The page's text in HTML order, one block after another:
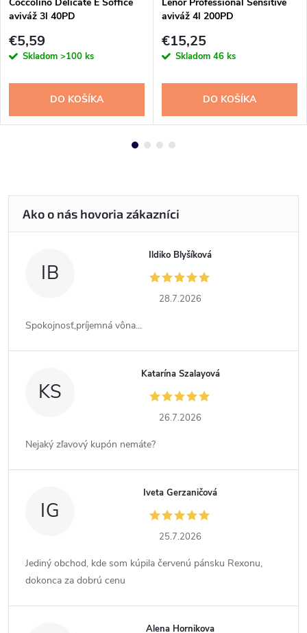
aviváž 3l 40PD
€5,59
Skladom >100 ks
DO KOŠÍKA
aviváž 4l 200PD
€15,25
Skladom 46 ks
DO KOŠÍKA
IB
Ildiko Blyšíková
28.7.2026
Spokojnosť,príjemná vôna...
KS
Katarína Szalayová
26.7.2026
Nejaký zľavový kupón nemáte?
IG
Iveta Gerzaničová
25.7.2026
Jediný obchod, kde som kúpila červenú pánsku Rexonu,
dokonca za dobrú cenu
Alena Hornikova